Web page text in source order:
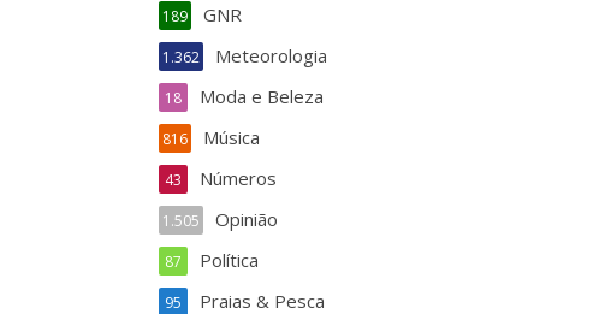
GNR
189
Meteorologia
1.362
Moda e Beleza
18
Música
816
Números
43
Opinião
1.505
Política
87
Praias & Pesca
95